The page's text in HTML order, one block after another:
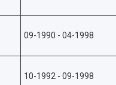
09-1990 - 04-1998
10-1992 - 09-1998